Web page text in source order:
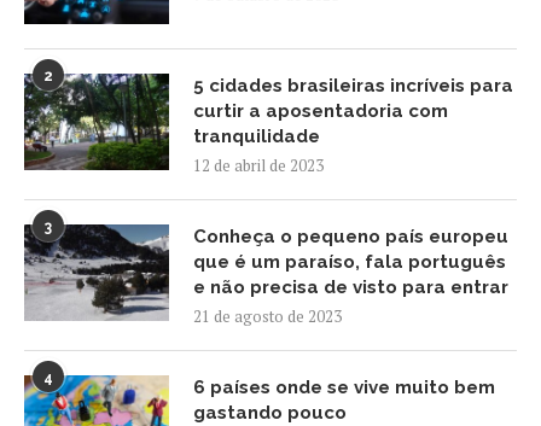
2
5 cidades brasileiras incríveis para
curtir a aposentadoria com
tranquilidade
12 de abril de 2023
3
Conheça o pequeno país europeu
que é um paraíso, fala português
e não precisa de visto para entrar
21 de agosto de 2023
4
6 países onde se vive muito bem
gastando pouco